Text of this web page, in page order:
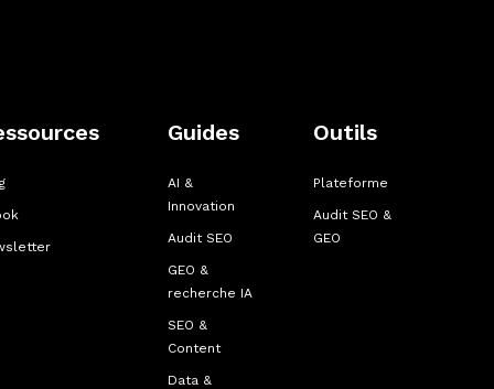
Guides
AI &
Innovation
Audit SEO
GEO &
recherche IA
SEO &
Content
Data &
Outils
Plateforme
Audit SEO &
GEO